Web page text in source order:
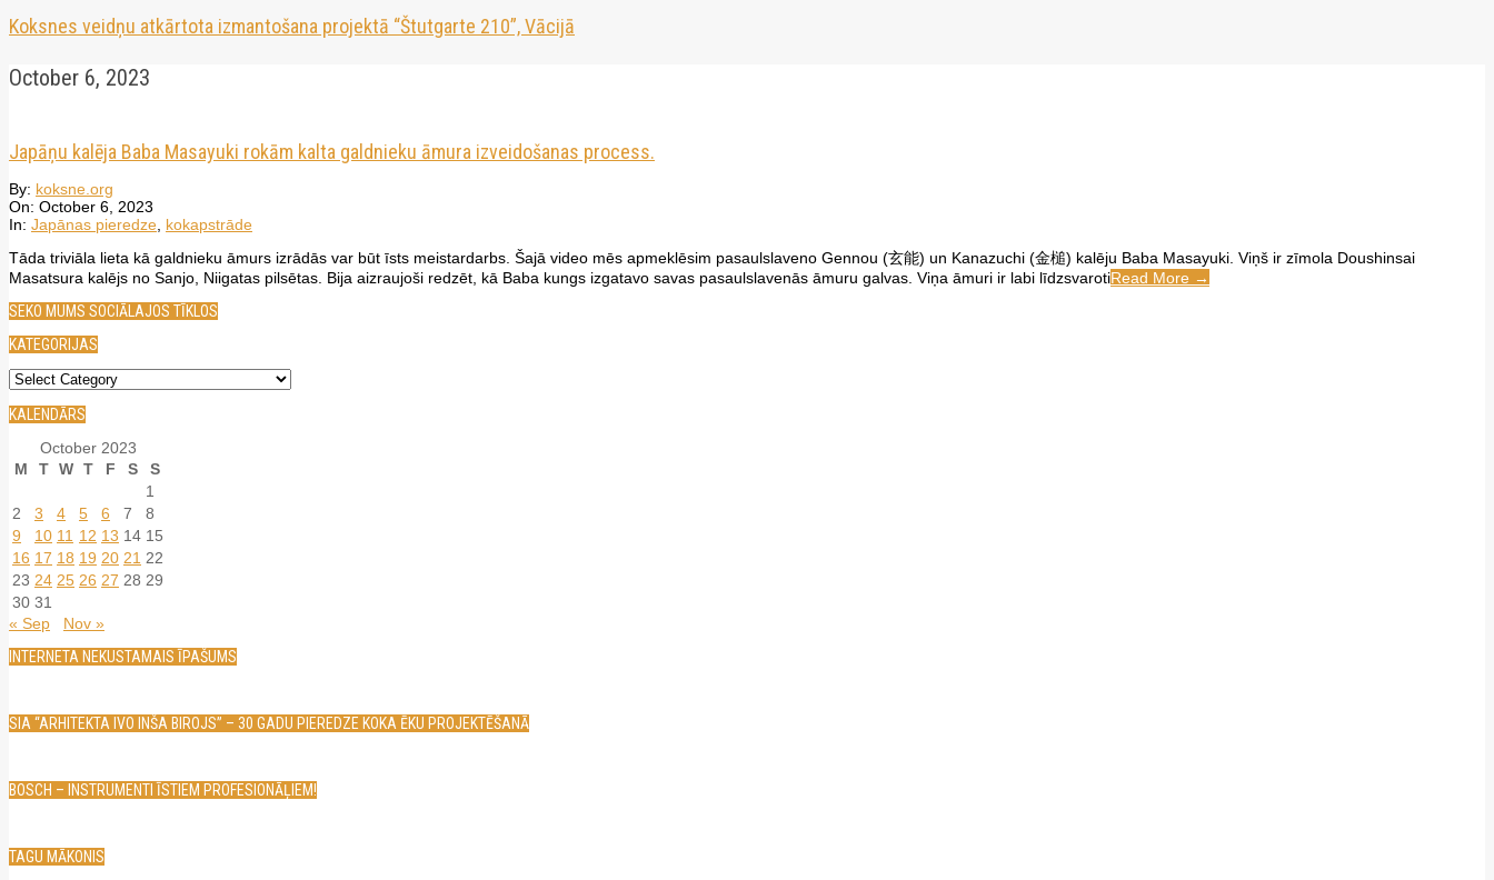
Koksnes veidņu atkārtota izmantošana projektā “Štutgarte 210”, Vācijā
October 6, 2023
Japāņu kalēja Baba Masayuki rokām kalta galdnieku āmura izveidošanas process.
2023-
10-
06
By: koksne.org
On: October 6, 2023
In: Japānas pieredze, kokapstrāde
Tāda triviāla lieta kā galdnieku āmurs izrādās var būt īsts meistardarbs. Šajā video mēs apmeklēsim pasaulslaveno Gennou (玄能) un Kanazuchi (金槌) kalēju Baba Masayuki. Viņš ir zīmola Doushinsai
Masatsura kalējs no Sanjo, Niigatas pilsētas. Bija aizraujoši redzēt, kā Baba kungs izgatavo savas pasaulslavenās āmuru galvas. Viņa āmuri ir labi līdzsvarotiRead More →
SEKO MUMS SOCIĀLAJOS TĪKLOS
KATEGORIJAS
Kategorijas
KALENDĀRS
October 2023
M
T W T F S
S
1
2
3 4 5 6 7
8
9
10 11 12 13 14 15
16 17 18 19 20 21 22
23 24 25 26 27 28 29
30 31
« Sep
Nov »
INTERNETA NEKUSTAMAIS ĪPAŠUMS
SIA “ARHITEKTA IVO INŠA BIROJS” – 30 GADU PIEREDZE KOKA ĒKU PROJEKTĒŠANĀ
BOSCH – INSTRUMENTI ĪSTIEM PROFESIONĀĻIEM!
TAGU MĀKONIS